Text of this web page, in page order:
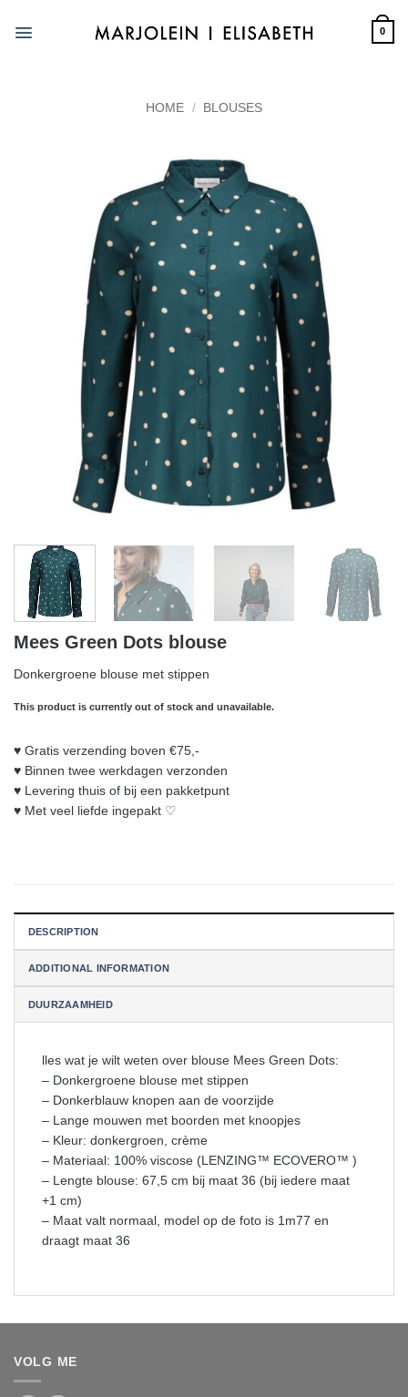
0
HOME / BLOUSES
Mees Green Dots blouse
Donkergroene blouse met stippen
This product is currently out of stock and unavailable.
♥︎ Gratis verzending boven €75,-
♥︎ Binnen twee werkdagen verzonden
♥︎ Levering thuis of bij een pakketpunt
♥︎ Met veel liefde ingepakt ♡
DESCRIPTION
ADDITIONAL INFORMATION
DUURZAAMHEID
lles wat je wilt weten over blouse Mees Green Dots:
– Donkergroene blouse met stippen
– Donkerblauw knopen aan de voorzijde
– Lange mouwen met boorden met knoopjes
– Kleur: donkergroen, crème
– Materiaal: 100% viscose (LENZING™ ECOVERO™ )
– Lengte blouse: 67,5 cm bij maat 36 (bij iedere maat
+1 cm)
– Maat valt normaal, model op de foto is 1m77 en
draagt maat 36
VOLG ME